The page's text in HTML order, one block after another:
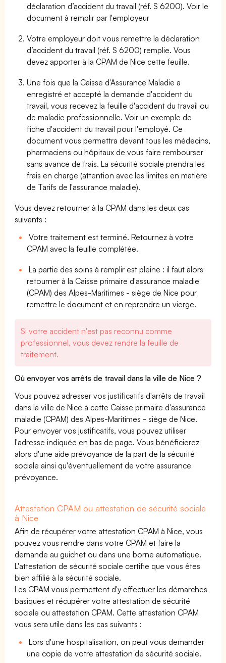
déclaration d’accident du travail (réf. S 6200). Voir le
document à remplir par l'employeur
Votre employeur doit vous remettre la déclaration
d’accident du travail (réf. S 6200) remplie. Vous
devez apporter à la CPAM de Nice cette feuille.
Une fois que la Caisse d'Assurance Maladie a
enregistré et accepté la demande d'accident du
travail, vous recevez la feuille d'accident du travail ou
de maladie professionnelle. Voir un exemple de
fiche d'accident du travail pour l'employé. Ce
document vous permettra devant tous les médecins,
pharmaciens ou hôpitaux de vous faire rembourser
sans avance de frais. La sécurité sociale prendra les
frais en charge (attention avec les limites en matière
de Tarifs de l'assurance maladie).
Vous devez retourner à la CPAM dans les deux cas
suivants :
Votre traitement est terminé. Retournez à votre
CPAM avec la feuille complétée.
La partie des soins à remplir est pleine : il faut alors
retourner à la Caisse primaire d'assurance maladie
(CPAM) des Alpes-Maritimes - siège de Nice pour
remettre le document et en reprendre un vierge.
Si votre accident n'est pas reconnu comme
professionnel, vous devez rendre la feuille de
traitement.
Où envoyer vos arrêts de travail dans la ville de Nice ?
Vous pouvez adresser vos justificatifs d'arrêts de travail
dans la ville de Nice à cette Caisse primaire d'assurance
maladie (CPAM) des Alpes-Maritimes - siège de Nice.
Pour envoyer vos justificatifs, vous pouvez utiliser
l'adresse indiquée en bas de page. Vous bénéficierez
alors d'une aide prévoyance de la part de la sécurité
sociale ainsi qu'éventuellement de votre assurance
prévoyance.
Attestation CPAM ou attestation de sécurité sociale
à Nice
Afin de récupérer votre attestation CPAM à Nice, vous
pouvez vous rendre dans votre CPAM et faire la
demande au guichet ou dans une borne automatique.
L'attestation de sécurité sociale certifie que vous êtes
bien affilié à la sécurité sociale.
Les CPAM vous permettent d'y effectuer les démarches
basiques et récupérer votre attestation de sécurité
sociale ou attestation CPAM. Cette attestation CPAM
vous sera utile dans les cas suivants :
Lors d'une hospitalisation, on peut vous demander
une copie de votre attestation de sécurité sociale.